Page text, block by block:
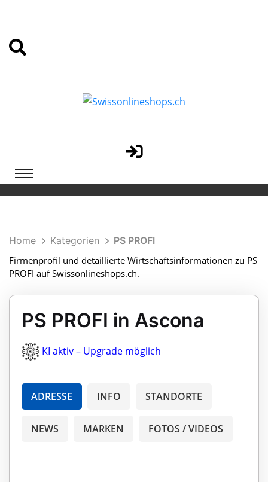
Home Kategorien
PS PROFI
Firmenprofil und detaillierte Wirtschaftsinformationen zu PS
PROFI auf Swissonlineshops.ch.
PS PROFI in Ascona
KI aktiv – Upgrade möglich
ADRESSE INFO STANDORTE
NEWS MARKEN FOTOS / VIDEOS